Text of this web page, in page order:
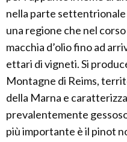
nella parte settentrionale
una regione che nel
macchia d’olio fino ad
ettari di vigneti. Si
Montagne di Reims,
della Marna e
prevalentemente
più importante è il pinot